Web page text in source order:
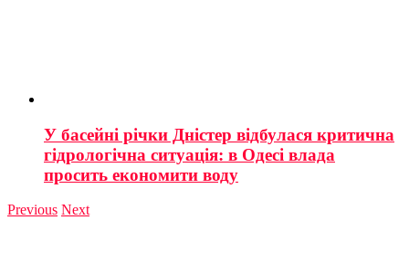
У басейні річки Дністер відбулася критична
гідрологічна ситуація: в Одесі влада
просить економити воду
Previous Next